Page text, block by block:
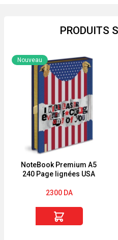
PRODUITS
NoteBook Premium A5
240 Page lignées USA
Nouveau
2300 DA